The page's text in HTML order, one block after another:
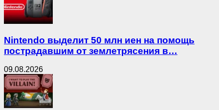
Nintendo выделит 50 млн иен на помощь
пострадавшим от землетрясения в…
09.08.2026